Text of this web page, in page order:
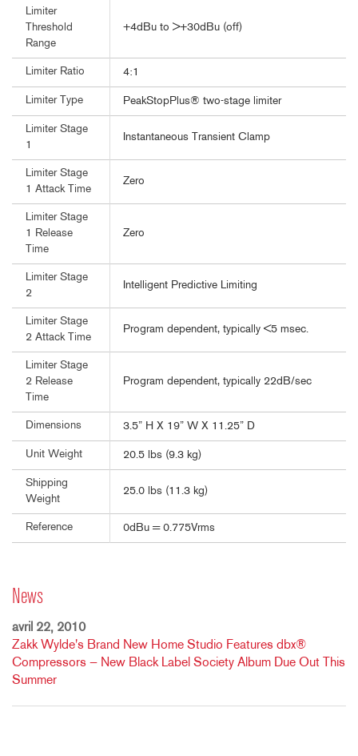
Limiter
Threshold
Range
+4dBu to >+30dBu (off)
Limiter Ratio 4:1
Limiter Type PeakStopPlus® two-stage limiter
Limiter Stage
1
Instantaneous Transient Clamp
Limiter Stage
1 Attack Time
Zero
Limiter Stage
1 Release
Time
Zero
Limiter Stage
2
Intelligent Predictive Limiting
Limiter Stage
2 Attack Time
Program dependent, typically <5 msec.
Limiter Stage
2 Release
Time
Program dependent, typically 22dB/sec
Dimensions 3.5” H X 19” W X 11.25” D
Unit Weight 20.5 lbs (9.3 kg)
Shipping
Weight
25.0 lbs (11.3 kg)
Reference 0dBu = 0.775Vrms
News
avril 22, 2010
Zakk Wylde's Brand New Home Studio Features dbx®
Compressors — New Black Label Society Album Due Out This
Summer